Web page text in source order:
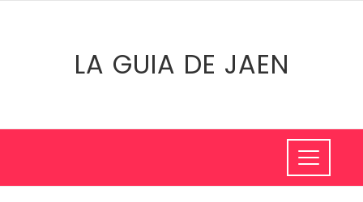
LA GUIA DE JAEN